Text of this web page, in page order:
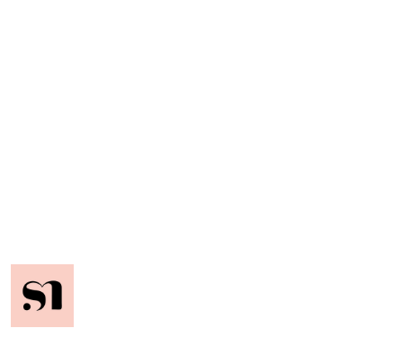
NAZWA
PRODUCENTA:
STARA
MYDLARNIA